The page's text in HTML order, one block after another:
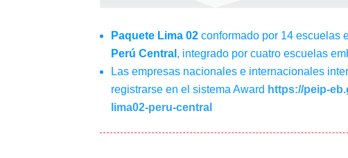
Paquete Lima 02 conformado por 14 escuelas
Perú Central , integrado por cuatro escuelas
Las empresas nacionales e internacionales
registrarse en el sistema Award https://peip-
lima02-peru-central